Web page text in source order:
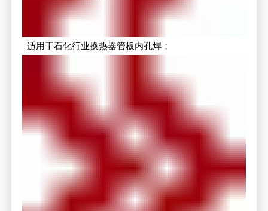
适用于石化行业换热器管板内孔焊；